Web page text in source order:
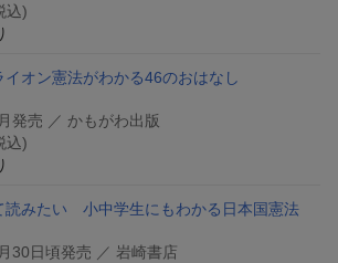
込)
イオン憲法がわかる46のおはなし
発売 ／ かもがわ出版
込)
読みたい 小中学生にもわかる日本国憲法
30日頃発売 ／ 岩崎書店